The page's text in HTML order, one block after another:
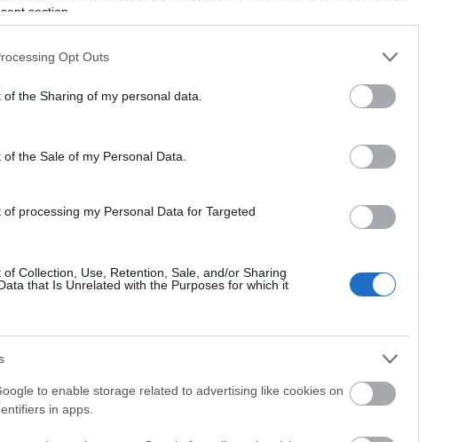
section.
Opt Outs
of the Sharing of my personal data.
the Sale of my Personal Data.
processing my Personal Data for Targeted
Collection, Use, Retention, Sale, and/or Sharing
that Is Unrelated with the Purposes for which it
to enable storage related to advertising like cookies on
in apps.
Hiszek
Marika válik
ura.
katéterébe,
aktivizálódunk.
Tetszik